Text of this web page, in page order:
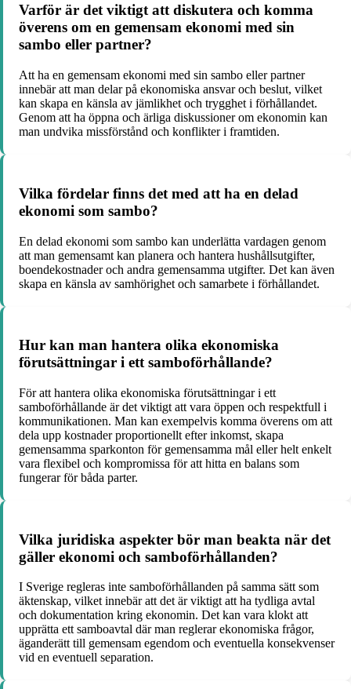
Varför är det viktigt att diskutera och komma
överens om en gemensam ekonomi med sin
sambo eller partner?
Att ha en gemensam ekonomi med sin sambo eller partner
innebär att man delar på ekonomiska ansvar och beslut, vilket
kan skapa en känsla av jämlikhet och trygghet i förhållandet.
Genom att ha öppna och ärliga diskussioner om ekonomin kan
man undvika missförstånd och konflikter i framtiden.
Vilka fördelar finns det med att ha en delad
ekonomi som sambo?
En delad ekonomi som sambo kan underlätta vardagen genom
att man gemensamt kan planera och hantera hushållsutgifter,
boendekostnader och andra gemensamma utgifter. Det kan även
skapa en känsla av samhörighet och samarbete i förhållandet.
Hur kan man hantera olika ekonomiska
förutsättningar i ett samboförhållande?
För att hantera olika ekonomiska förutsättningar i ett
samboförhållande är det viktigt att vara öppen och respektfull i
kommunikationen. Man kan exempelvis komma överens om att
dela upp kostnader proportionellt efter inkomst, skapa
gemensamma sparkonton för gemensamma mål eller helt enkelt
vara flexibel och kompromissa för att hitta en balans som
fungerar för båda parter.
Vilka juridiska aspekter bör man beakta när det
gäller ekonomi och samboförhållanden?
I Sverige regleras inte samboförhållanden på samma sätt som
äktenskap, vilket innebär att det är viktigt att ha tydliga avtal
och dokumentation kring ekonomin. Det kan vara klokt att
upprätta ett samboavtal där man reglerar ekonomiska frågor,
äganderätt till gemensam egendom och eventuella konsekvenser
vid en eventuell separation.